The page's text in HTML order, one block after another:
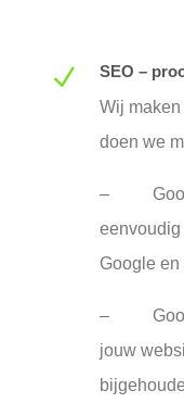
N
SEO –
Wij
doen we
–
eenvoudig
Google
–
jouw